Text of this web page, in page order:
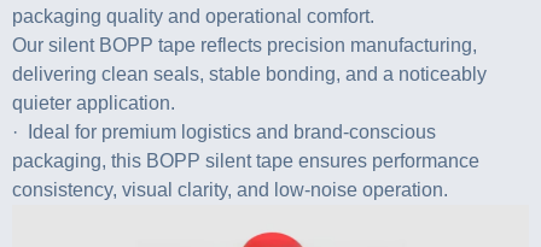
packaging quality and operational comfort.
Our silent BOPP tape reflects precision manufacturing,
delivering clean seals, stable bonding, and a noticeably
quieter application.
· Ideal for premium logistics and brand-conscious
packaging, this BOPP silent tape ensures performance
consistency, visual clarity, and low-noise operation.